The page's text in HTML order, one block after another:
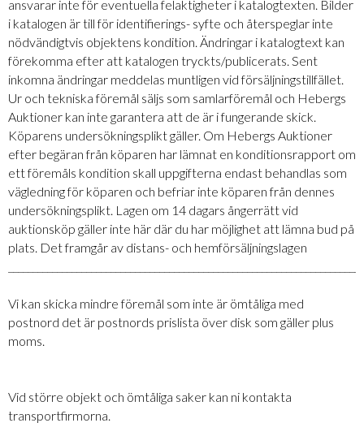
ansvarar inte för eventuella felaktigheter i katalogtexten. Bilder
i katalogen är till för identifierings- syfte och återspeglar inte
nödvändigtvis objektens kondition. Ändringar i katalogtext kan
förekomma efter att katalogen tryckts/publicerats. Sent
inkomna ändringar meddelas muntligen vid försäljningstillfället.
Ur och tekniska föremål säljs som samlarföremål och Hebergs
Auktioner kan inte garantera att de är i fungerande skick.
Köparens undersökningsplikt gäller. Om Hebergs Auktioner
efter begäran från köparen har lämnat en konditionsrapport om
ett föremåls kondition skall uppgifterna endast behandlas som
vägledning för köparen och befriar inte köparen från dennes
undersökningsplikt. Lagen om 14 dagars ångerrätt vid
auktionsköp gäller inte här där du har möjlighet att lämna bud på
plats. Det framgår av distans- och hemförsäljningslagen
Vi kan skicka mindre föremål som inte är ömtåliga med
postnord det är postnords prislista över disk som gäller plus
moms.
Vid större objekt och ömtåliga saker kan ni kontakta
transportfirmorna.